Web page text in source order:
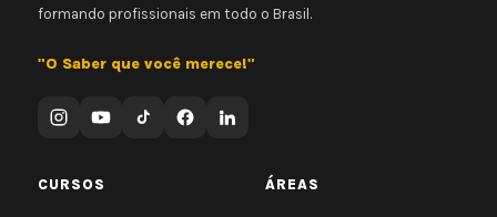
formando profissionais em todo o Brasil.
"O Saber que você merece!"
CURSOS ÁREAS